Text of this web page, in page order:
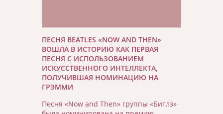
ПЕСНЯ BEATLES «NOW AND THEN»
ВОШЛА В ИСТОРИЮ КАК ПЕРВАЯ
ПЕСНЯ С ИСПОЛЬЗОВАНИЕМ
ИСКУССТВЕННОГО ИНТЕЛЛЕКТА,
ПОЛУЧИВШАЯ НОМИНАЦИЮ НА
ГРЭММИ
Песня «Now and Then» группы «Битлз»